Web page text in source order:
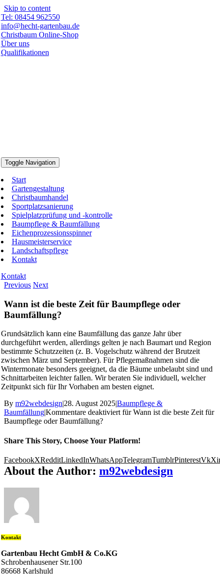
Skip to content
Tel: 08454 962550
info@hecht-gartenbau.de
Christbaum Online-Shop
Über uns
Qualifikationen
Toggle Navigation
Start
Gartengestaltung
Christbaumhandel
Sportplatzsanierung
Spielplatzprüfung und -kontrolle
Baumpflege & Baumfällung
Eichenprozessionsspinner
Hausmeisterservice
Landschaftspflege
Kontakt
Kontakt
Previous Next
Wann ist die beste Zeit für Baumpflege oder
Baumfällung?
Grundsätzlich kann eine Baumfällung das ganze Jahr über
durchgeführt werden, allerdings gelten je nach Baumart und Region
bestimmte Schutzzeiten (z. B. Vogelschutz während der Brutzeit
zwischen März und September). Für Pflegemaßnahmen sind die
Wintermonate besonders geeignet, da die Bäume unbelaubt sind und
Schnittarbeiten leichter fallen. Wir beraten Sie individuell, welcher
Zeitpunkt sich für Ihr Vorhaben am besten eignet.
By m92webdesign|28. August 2025|Baumpflege &
Baumfällung|Kommentare deaktiviertfür Wann ist die beste Zeit für
Baumpflege oder Baumfällung?
Share This Story, Choose Your Platform!
FacebookXRedditLinkedInWhatsAppTelegramTumblrPinterestVk
About the Author: m92webdesign
Kontakt
Gartenbau Hecht GmbH & Co.KG
Schrobenhausener Str.100
86668 Karlshuld